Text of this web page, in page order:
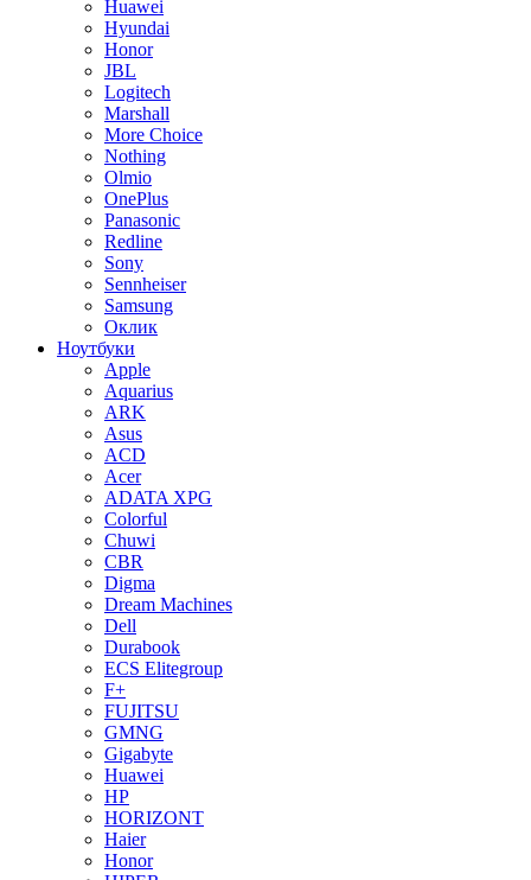
Huawei
Hyundai
Honor
JBL
Logitech
Marshall
More Choice
Nothing
Olmio
OnePlus
Panasonic
Redline
Sony
Sennheiser
Samsung
Оклик
Ноутбуки
Apple
Aquarius
ARK
Asus
ACD
Acer
ADATA XPG
Colorful
Chuwi
CBR
Digma
Dream Machines
Dell
Durabook
ECS Elitegroup
F+
FUJITSU
GMNG
Gigabyte
Huawei
HP
HORIZONT
Haier
Honor